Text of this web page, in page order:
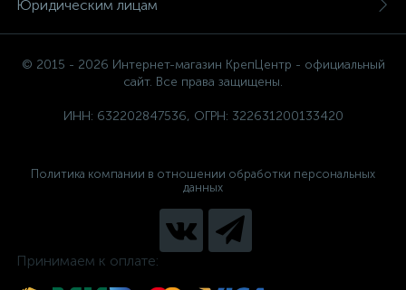
Юридическим лицам
© 2015 - 2026 Интернет-магазин КрепЦентр - официальный
сайт. Все права защищены.
ИНН: 632202847536, ОГРН: 322631200133420
Политика компании в отношении обработки персональных
данных
Принимаем к оплате: